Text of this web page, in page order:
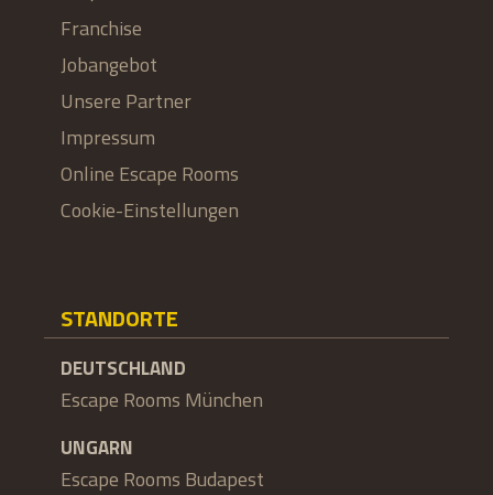
Franchise
Jobangebot
Unsere Partner
Impressum
Online Escape Rooms
Cookie-Einstellungen
STANDORTE
DEUTSCHLAND
Escape Rooms München
UNGARN
Escape Rooms Budapest